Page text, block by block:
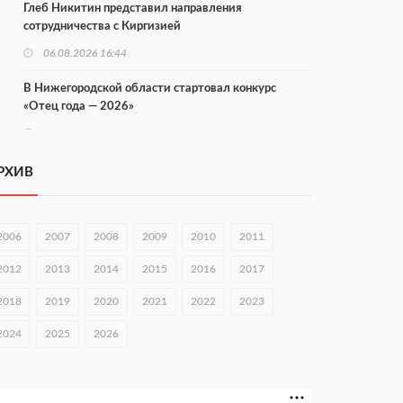
Глеб Никитин представил направления
сотрудничества с Киргизией
06.08.2026 16:44
В Нижегородской области стартовал конкурс
«Отец года — 2026»
Городец подписал соглашения с Кара-Кулем и
вырос в 1,9 раза
В Нижнем Новгороде открыли фестиваль «Семья
2007 2008 2009 2010 2011
2013 2014 2015 2016 2017
2019 2020 2021 2022 2023
2025 2026